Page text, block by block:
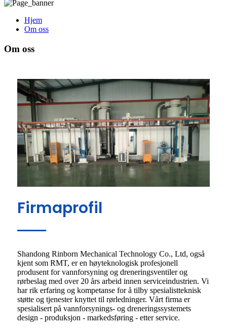
Hjem
Om oss
Om oss
Firmaprofil
Shandong Rinborn Mechanical Technology Co., Ltd, også
kjent som RMT, er en høyteknologisk profesjonell
produsent for vannforsyning og dreneringsventiler og
rørbeslag med over 20 års arbeid innen serviceindustrien. Vi
har rik erfaring og kompetanse for å tilby spesialistteknisk
støtte og tjenester knyttet til rørledninger. Vårt firma er
spesialisert på vannforsynings- og dreneringssystemets
design - produksjon - markedsføring - etter service.